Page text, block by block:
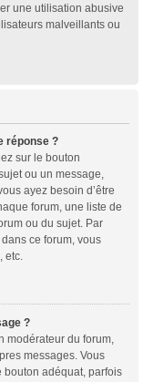
une utilisation abusive
malveillants ou
réponse ?
sur le bouton
ou un message,
ayez besoin d’être
forum, une liste de
ou du sujet. Par
ce forum, vous
etc.
?
modérateur du forum,
messages. Vous
bouton adéquat, parfois